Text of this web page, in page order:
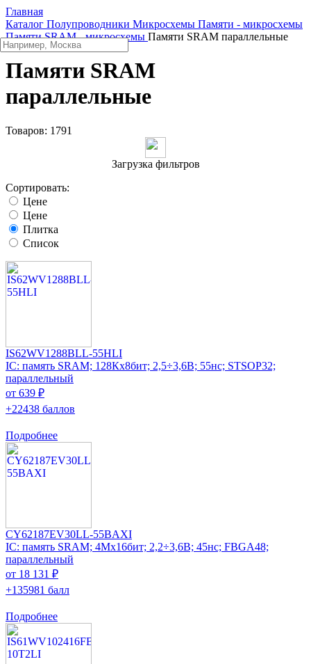
Главная
Каталог Полупроводники Микросхемы Памяти - микросхемы
Памяти SRAM - микросхемы Памяти SRAM параллельные
Памяти SRAM
параллельные
Товаров: 1791
Загрузка фильтров
Сортировать:
Цене
Цене
Плитка
Список
IS62WV1288BLL-55HLI
IC: память SRAM; 128Кx8бит; 2,5÷3,6В; 55нс; STSOP32;
параллельный
от 639 ₽
+22438 баллов
Подробнее
CY62187EV30LL-55BAXI
IC: память SRAM; 4Mx16бит; 2,2÷3,6В; 45нс; FBGA48;
параллельный
от 18 131 ₽
+135981 балл
Подробнее